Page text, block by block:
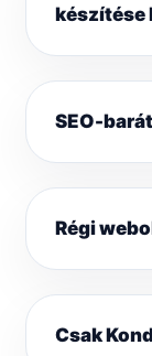
készítése
SEO-
Régi
Csak